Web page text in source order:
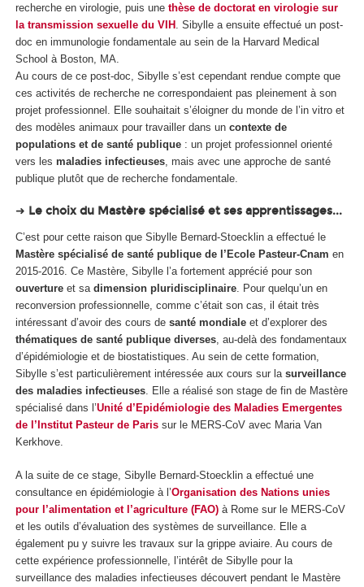
recherche en virologie, puis une thèse de doctorat en virologie sur
la transmission sexuelle du VIH . Sibylle a ensuite effectué un post-
doc en immunologie fondamentale au sein de la Harvard Medical
School à Boston, MA.
Au cours de ce post-doc, Sibylle s’est cependant rendue compte que
ces activités de recherche ne correspondaient pas pleinement à son
projet professionnel. Elle souhaitait s’éloigner du monde de l’in vitro et
des modèles animaux pour travailler dans un contexte de
populations et de santé publique : un projet professionnel orienté
vers les maladies infectieuses , mais avec une approche de santé
publique plutôt que de recherche fondamentale.
➜ Le choix du Mastère spécialisé et ses apprentissages...
C’est pour cette raison que Sibylle Bernard-Stoecklin a effectué le
Mastère spécialisé de santé publique de l’Ecole Pasteur-Cnam en
2015-2016. Ce Mastère, Sibylle l’a fortement apprécié pour son
ouverture et sa dimension pluridisciplinaire. Pour quelqu’un en
reconversion professionnelle, comme c’était son cas, il était très
intéressant d’avoir des cours de santé mondiale et d’explorer des
thématiques de santé publique diverses, au-delà des fondamentaux
d’épidémiologie et de biostatistiques. Au sein de cette formation,
Sibylle s’est particulièrement intéressée aux cours sur la surveillance
des maladies infectieuses. Elle a réalisé son stage de fin de Mastère
spécialisé dans l’Unité d’Epidémiologie des Maladies Emergentes
de l’Institut Pasteur de Paris sur le MERS-CoV avec Maria Van
Kerkhove.
A la suite de ce stage, Sibylle Bernard-Stoecklin a effectué une
consultance en épidémiologie à l’Organisation des Nations unies
pour l’alimentation et l’agriculture (FAO) à Rome sur le MERS-CoV
et les outils d’évaluation des systèmes de surveillance. Elle a
également pu y suivre les travaux sur la grippe aviaire. Au cours de
cette expérience professionnelle, l’intérêt de Sibylle pour la
surveillance des maladies infectieuses découvert pendant le Mastère